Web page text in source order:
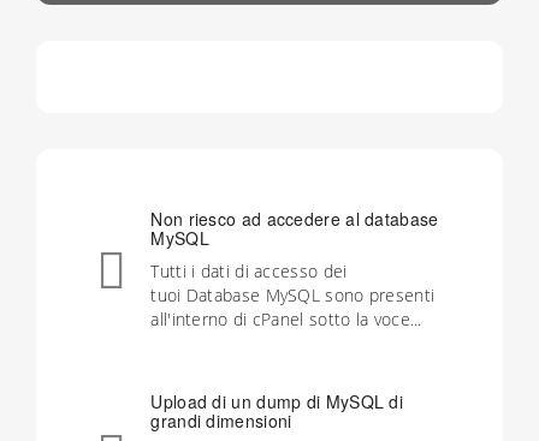
Non riesco ad accedere al database
MySQL
Tutti i dati di accesso dei
tuoi Database MySQL sono presenti
all'interno di cPanel sotto la voce...
Upload di un dump di MySQL di
grandi dimensioni